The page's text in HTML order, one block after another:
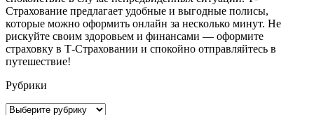
Страхование предлагает удобные и выгодные полисы,
которые можно оформить онлайн за несколько минут. Не
рискуйте своим здоровьем и финансами — оформите
страховку в Т-Страховании и спокойно отправляйтесь в
путешествие!
Рубрики
Рубрики